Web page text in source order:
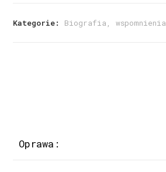
Kategorie: Biografia, wspomnienia
Oprawa: